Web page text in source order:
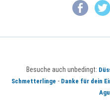
Besuche auch unbedingt:
Schmetterlinge - Danke für dein